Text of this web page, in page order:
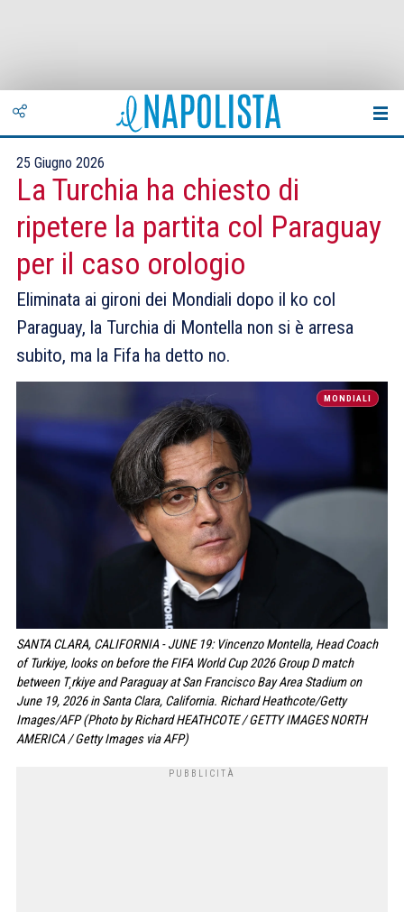
25 Giugno 2026
La Turchia ha chiesto di
ripetere la partita col Paraguay
per il caso orologio
Eliminata ai gironi dei Mondiali dopo il ko col
Paraguay, la Turchia di Montella non si è arresa
subito, ma la Fifa ha detto no.
MONDIALI
SANTA CLARA, CALIFORNIA - JUNE 19: Vincenzo Montella, Head Coach
of Turkiye, looks on before the FIFA World Cup 2026 Group D match
between T¸rkiye and Paraguay at San Francisco Bay Area Stadium on
June 19, 2026 in Santa Clara, California. Richard Heathcote/Getty
Images/AFP (Photo by Richard HEATHCOTE / GETTY IMAGES NORTH
AMERICA / Getty Images via AFP)